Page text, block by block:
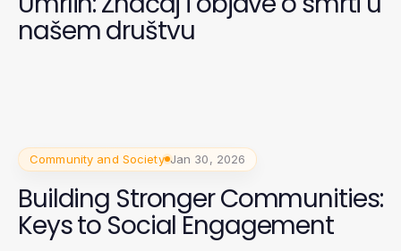
našem društvu
Community and Society Jan 30, 2026
Building Stronger Communities:
Keys to Social Engagement